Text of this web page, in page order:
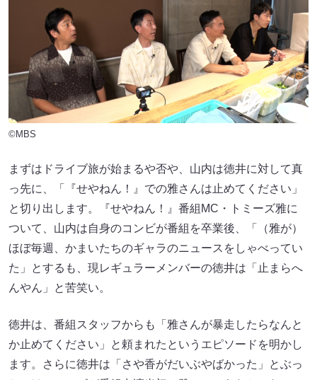
©MBS
まずはドライブ旅が始まるや否や、山内は徳井に対して真
っ先に、「『せやねん！』での雅さんは止めてください」
と切り出します。『せやねん！』番組MC・トミーズ雅に
ついて、山内は自身のコンビが番組を卒業後、「（雅が）
ほぼ毎週、かまいたちのギャラのニュースをしゃべってい
た」とするも、現レギュラーメンバーの徳井は「止まらへ
んやん」と苦笑い。
徳井は、番組スタッフからも「雅さんが暴走したらなんと
か止めてください」と頼まれたというエピソードを明かし
ます。さらに徳井は「さや香がだいぶやばかった」とぶっ